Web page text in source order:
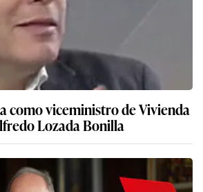
como viceministro de Vivienda
Lozada Bonilla